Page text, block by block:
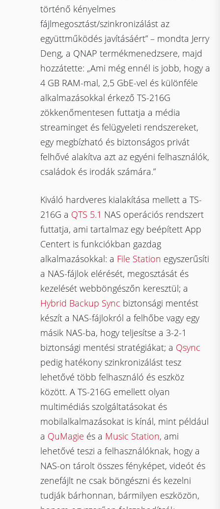
történő kényelmes
fájlmegosztást/szinkronizálást az
együttműködés javításáért” – mondta Jerry
Deng, a QNAP termékmenedzsere, majd
hozzátette: „Ami még ennél is jobb, hogy a
4 GB RAM-mal, 2,5 GbE-vel és különféle
alkalmazásokkal érkező TS-216G
zökkenőmentesen futtatja a média
streaminget és felügyeleti rendszereket,
egy megbízható és biztonságos privát
felhővé alakítva azt az egyéni felhasználók,
családok és irodák számára.”
Kiváló hardveres kialakítása mellett a TS-
216G a QTS 5.1 NAS operációs rendszert
futtatja, ami tartalmaz egy beépített App
Centert is funkciókban gazdag
alkalmazásokkal: a File Station egyszerűsíti
a NAS-fájlok elérését, megosztását és
kezelését webböngészőn keresztül; a
Hybrid Backup Sync biztonsági mentést
készít a NAS-fájlokról a felhőbe vagy egy
másik NAS-ba, hogy teljesítse a 3-2-1
biztonsági mentési stratégiákat; a Qsync
pedig hatékony szinkronizálást tesz
lehetővé több felhasználó és eszköz
között. A TS-216G emellett olyan
multimédiás szolgáltatásokat és
mobilalkalmazásokat is kínál, mint például
a QuMagie és a Music Station, ami
lehetővé teszi a felhasználóknak, hogy a
NAS-on tárolt összes fényképet, videót és
zenefájlt ne csak böngészni és kezelni
tudják bárhonnan, bármilyen eszközön,